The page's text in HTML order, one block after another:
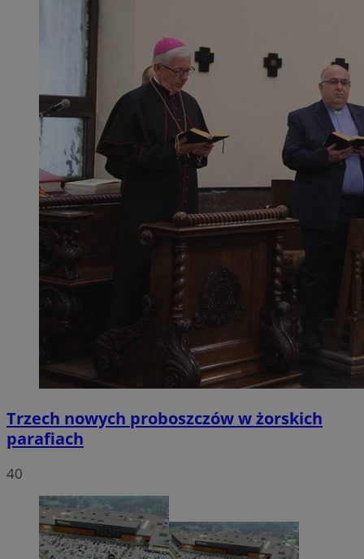
Trzech nowych proboszczów w żorskich
parafiach
40